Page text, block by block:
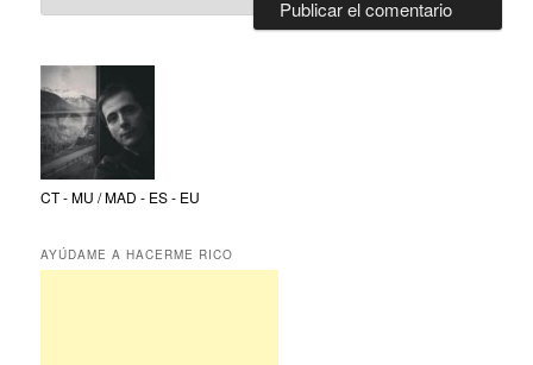
CT - MU / MAD - ES - EU
AYÚDAME A HACERME RICO